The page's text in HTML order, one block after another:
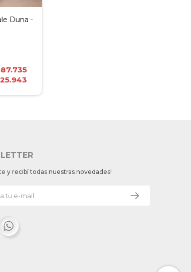
Duna -
y recibí todas nuestras novedades!
